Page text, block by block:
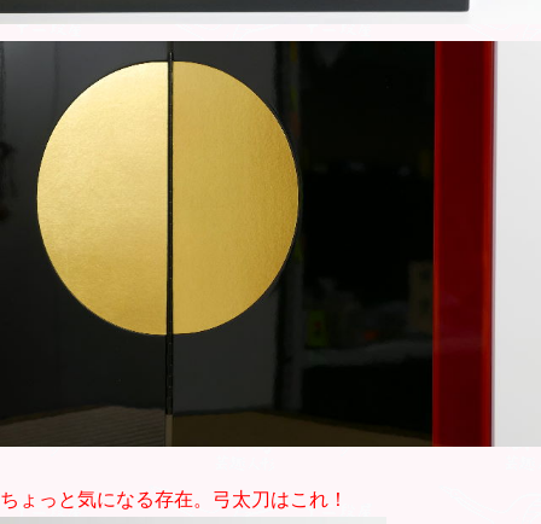
ちょっと気になる存在。弓太刀はこれ！